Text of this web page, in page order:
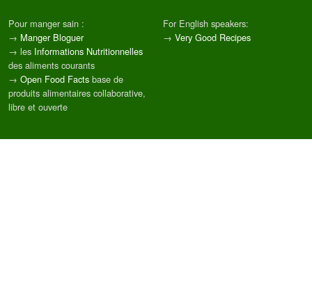
Pour manger sain :
→ Manger Bloguer
→ les Informations Nutritionnelles
des aliments courants
→ Open Food Facts base de
produits alimentaires collaborative,
libre et ouverte
For English speakers:
→ Very Good Recipes